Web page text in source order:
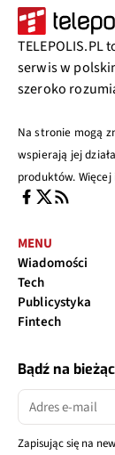
serwis w
szeroko
Na stronie mogą
wspierają jej
produktów.
MENU
Wiadomości
Tech
Publicystyka
Fintech
Bądź na
Zapisując się na